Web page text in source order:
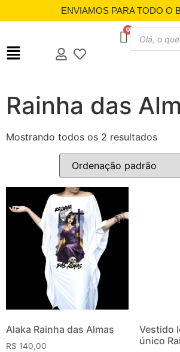
ENVIAMOS PARA TODO O
Rainha das
Mostrando todos os 2 resultados
Alaka Rainha das Almas
R$ 140,00
Vestido
único